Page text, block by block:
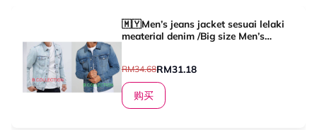
🇲🇾Men’s jeans jacket sesuai lelaki
meaterial denim /Big size Men’s
RM34.68RM31.18
购买